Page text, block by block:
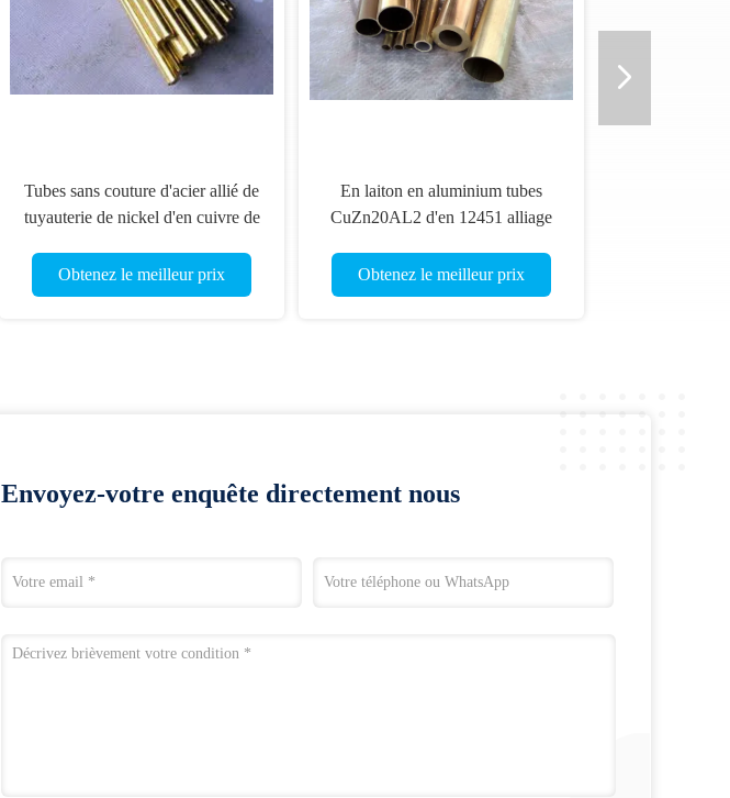
Tubes sans couture d'acier allié de
tuyauterie de nickel d'en cuivre de
échangeurs de chaleur
Obtenez le meilleur prix
En laiton en aluminium tubes
CuZn20AL2 d'en 12451 alliage
Obtenez le meilleur prix
Envoyez-votre enquête directement nous